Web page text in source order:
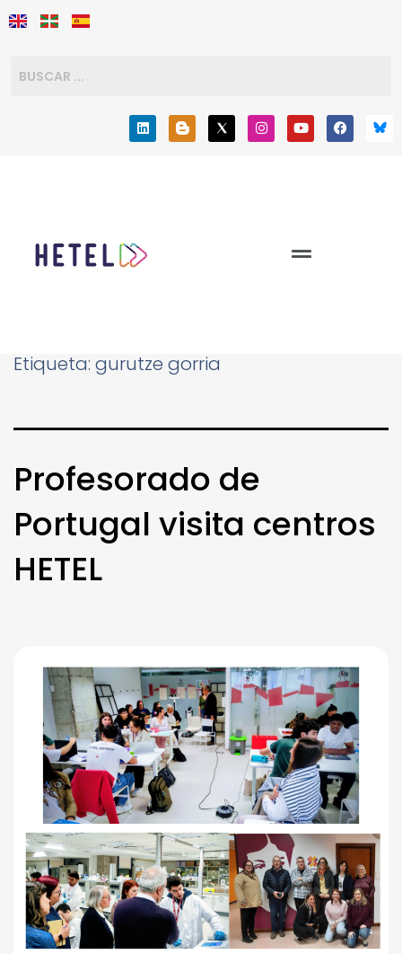
Etiqueta: gurutze gorria
Profesorado de
Portugal visita centros
HETEL